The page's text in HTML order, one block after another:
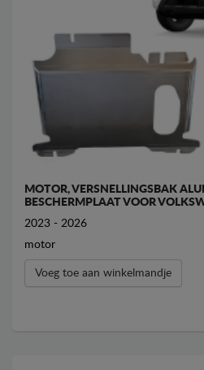
MOTOR, VERSNELLINGSBAK
BESCHERMPLAAT VOOR
2023 - 2026
motor
Voeg toe aan winkelmandje